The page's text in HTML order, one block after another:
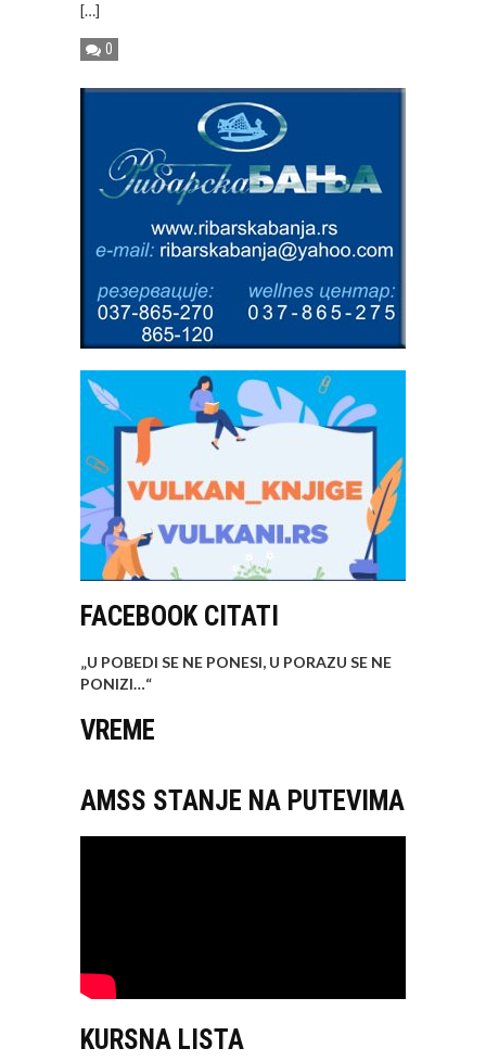
[…]
0
FACEBOOK CITATI
„U POBEDI SE NE PONESI, U PORAZU SE NE
PONIZI…“
VREME
AMSS STANJE NA PUTEVIMA
KURSNA LISTA